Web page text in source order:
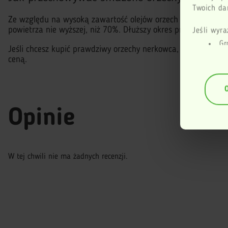
Twoich
Jeśli
Dowiedz
Ze względu na wysoką zawartość olejów orzech doskonale
powietrza nie wyższej, niż 70%. Dłuższy okres
Jeśli chcesz kupić prawdziwy orzechy nerkowca, zwracaj się
ceną.
Opinie
W tej chwili nie ma żadnych recenzji.